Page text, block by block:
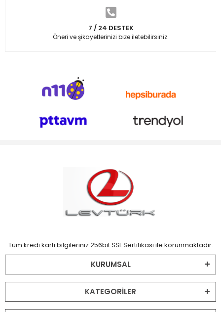
7 / 24 DESTEK
Öneri ve şikayetlerinizi bize iletebilirsiniz.
Tüm kredi kartı bilgileriniz 256bit SSL Sertifikası ile korunmaktadır.
KURUMSAL
KATEGORİLER